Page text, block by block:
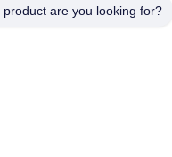
product are you looking for?